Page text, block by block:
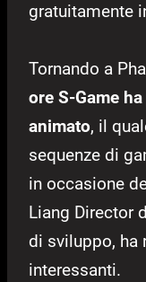
gratuitamente
Tornando a
ore S-Game
animato, il
sequenze di
in occasione
Liang Director
di sviluppo, ha
interessanti.